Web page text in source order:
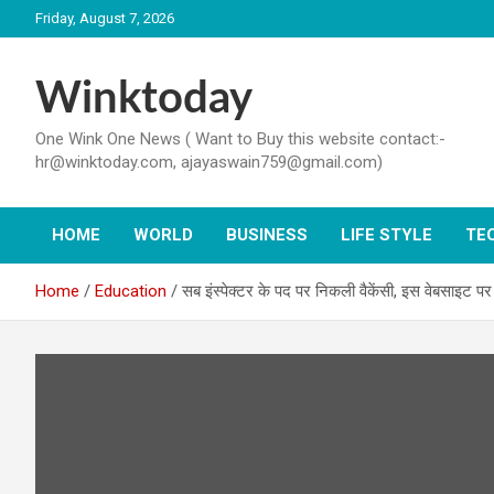
to
Friday, August 7, 2026
Winktoday
One Wink One News ( Want to Buy this website contact:-
hr@winktoday.com, ajayaswain759@gmail.com)
HOME WORLD BUSINESS LIFE STYLE
Home Education सब ​इंस्पेक्टर के पद पर निकली वैकेंसी, इस वेबसाइट